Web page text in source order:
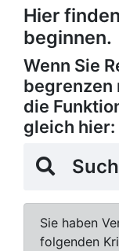
Hier
beginnen.
Wenn Sie
begrenzen
die
gleich hier:
Sie haben
folgenden